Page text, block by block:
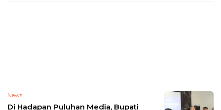
News
Di Hadapan Puluhan Media, Bupati